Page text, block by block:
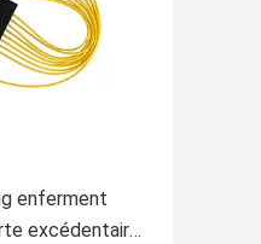
enferment
excédentaire